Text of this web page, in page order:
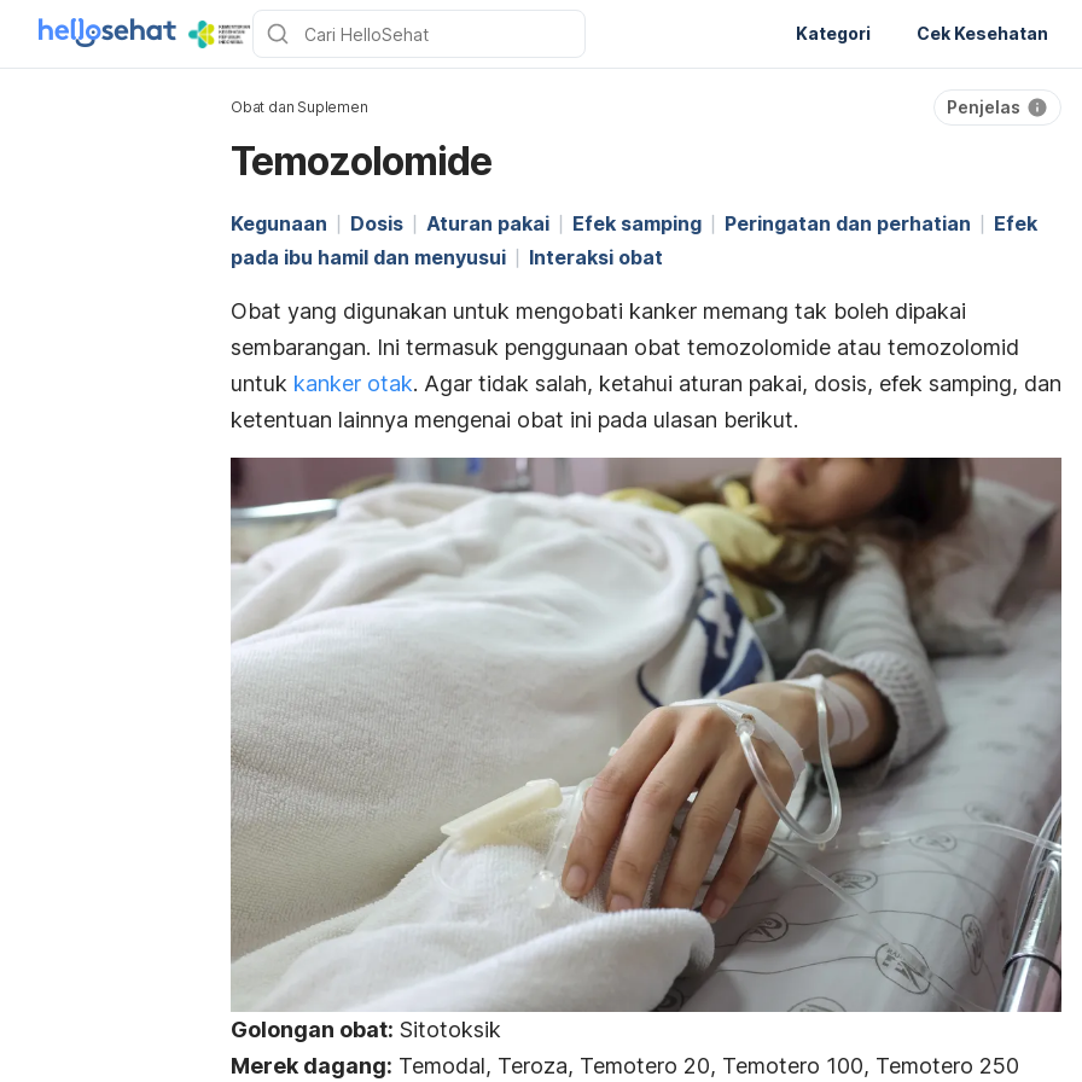
Kategori Cek Kesehatan
Obat dan Suplemen Penjelas
Temozolomide
Kegunaan Dosis Aturan pakai Efek samping Peringatan dan perhatian
Efek
pada ibu hamil dan menyusui
Interaksi obat
Obat yang digunakan untuk mengobati kanker memang tak boleh dipakai
sembarangan. Ini termasuk penggunaan obat temozolomide atau temozolomid
untuk kanker otak. Agar tidak salah, ketahui aturan pakai, dosis, efek samping, dan
ketentuan lainnya mengenai obat ini pada ulasan berikut.
Golongan obat: Sitotoksik
Merek dagang: Temodal, Teroza, Temotero 20, Temotero 100, Temotero 250